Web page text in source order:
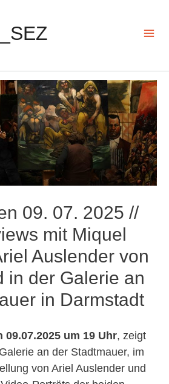
09. 07. 2025 //
mit Miquel
Auslender von
in der Galerie an
in Darmstadt
um 19 Uhr, zeigt
an der Stadtmauer, im
von Ariel Auslender und